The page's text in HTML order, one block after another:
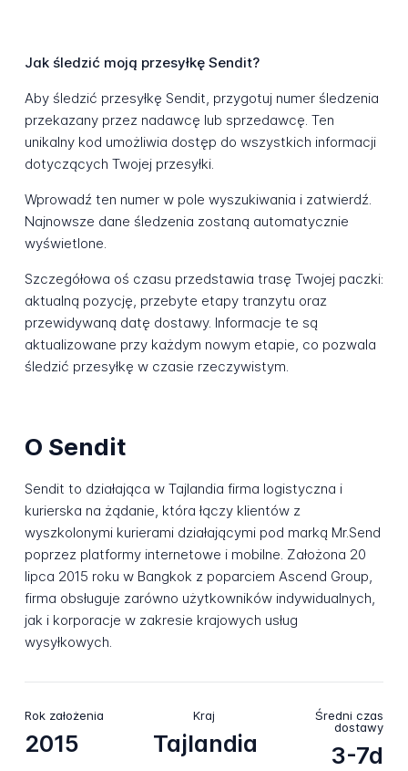
Jak śledzić moją przesyłkę Sendit?
Aby śledzić przesyłkę Sendit, przygotuj numer śledzenia
przekazany przez nadawcę lub sprzedawcę. Ten
unikalny kod umożliwia dostęp do wszystkich informacji
dotyczących Twojej przesyłki.
Wprowadź ten numer w pole wyszukiwania i zatwierdź.
Najnowsze dane śledzenia zostaną automatycznie
wyświetlone.
Szczegółowa oś czasu przedstawia trasę Twojej paczki:
aktualną pozycję, przebyte etapy tranzytu oraz
przewidywaną datę dostawy. Informacje te są
aktualizowane przy każdym nowym etapie, co pozwala
śledzić przesyłkę w czasie rzeczywistym.
O Sendit
Sendit to działająca w Tajlandia firma logistyczna i
kurierska na żądanie, która łączy klientów z
wyszkolonymi kurierami działającymi pod marką Mr.Send
poprzez platformy internetowe i mobilne. Założona 20
lipca 2015 roku w Bangkok z poparciem Ascend Group,
firma obsługuje zarówno użytkowników indywidualnych,
jak i korporacje w zakresie krajowych usług
wysyłkowych.
Rok założenia
2015
Kraj
Tajlandia
Średni czas
dostawy
3-7d